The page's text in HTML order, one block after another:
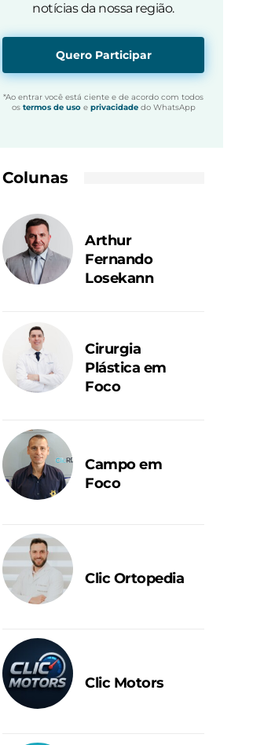
notícias da nossa região.
Quero Participar
*Ao entrar você está ciente e de acordo com todos
os termos de usoe privacidadedo WhatsApp
Colunas
Arthur
Fernando
Losekann
Cirurgia
Plástica em
Foco
Campo em
Foco
Clic Ortopedia
Clic Motors